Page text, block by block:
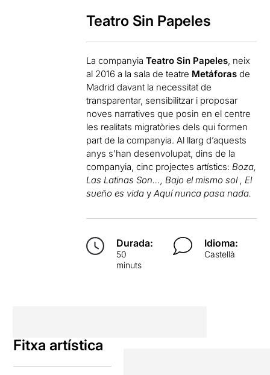
Teatro Sin Papeles
La companyiaTeatro Sin Papeles , neix
al 2016 a la sala de teatre Metáforasde
Madrid davant la necessitat de
transparentar, sensibilitzar i proposar
noves narratives que posin en el centre
les realitats migratòries dels qui formen
part de la companyia. Al llarg d’aquests
anys s’han desenvolupat, dins de la
companyia, cinc projectes artístics: Boza,
Las Latinas Son…, Bajo el mismo sol , El
sueño es vidayAquí nunca pasa nada.
Durada:
50
minuts
Idioma:
Castellà
Fitxa artística